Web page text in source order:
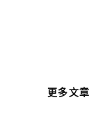
更多文章